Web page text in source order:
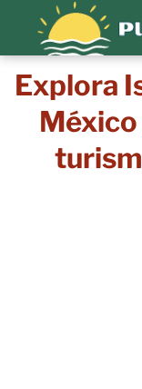
Explora
México